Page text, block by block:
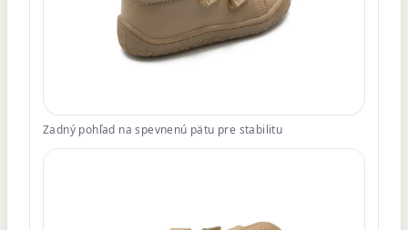
Zadný pohľad na spevnenú pätu pre stabilitu